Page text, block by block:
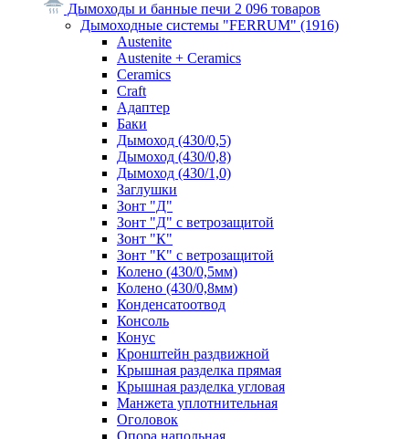
Дымоходы и банные печи 2 096 товаров
Дымоходные системы "FERRUM" (1916)
Austenite
Austenite + Ceramics
Ceramics
Craft
Адаптер
Баки
Дымоход (430/0,5)
Дымоход (430/0,8)
Дымоход (430/1,0)
Заглушки
Зонт "Д"
Зонт "Д" с ветрозащитой
Зонт "К"
Зонт "К" с ветрозащитой
Колено (430/0,5мм)
Колено (430/0,8мм)
Конденсатоотвод
Консоль
Конус
Кронштейн раздвижной
Крышная разделка прямая
Крышная разделка угловая
Манжета уплотнительная
Оголовок
Опора напольная